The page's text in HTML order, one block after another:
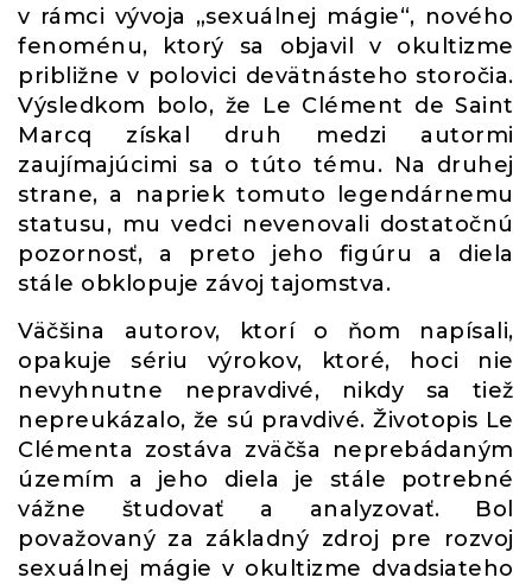
v rámci vývoja „sexuálnej mágie“, nového
fenoménu, ktorý sa objavil v okultizme
približne v polovici devätnásteho storočia.
Výsledkom bolo, že Le Clément de Saint
Marcq získal druh medzi autormi
zaujímajúcimi sa o túto tému. Na druhej
strane, a napriek tomuto legendárnemu
statusu, mu vedci nevenovali dostatočnú
pozornosť, a preto jeho figúru a diela
stále obklopuje závoj tajomstva.
Väčšina autorov, ktorí o ňom napísali,
opakuje sériu výrokov, ktoré, hoci nie
nevyhnutne nepravdivé, nikdy sa tiež
nepreukázalo, že sú pravdivé. Životopis Le
Clémenta zostáva zväčša neprebádaným
územím a jeho diela je stále potrebné
vážne študovať a analyzovať. Bol
považovaný za základný zdroj pre rozvoj
sexuálnej mágie v okultizme dvadsiateho